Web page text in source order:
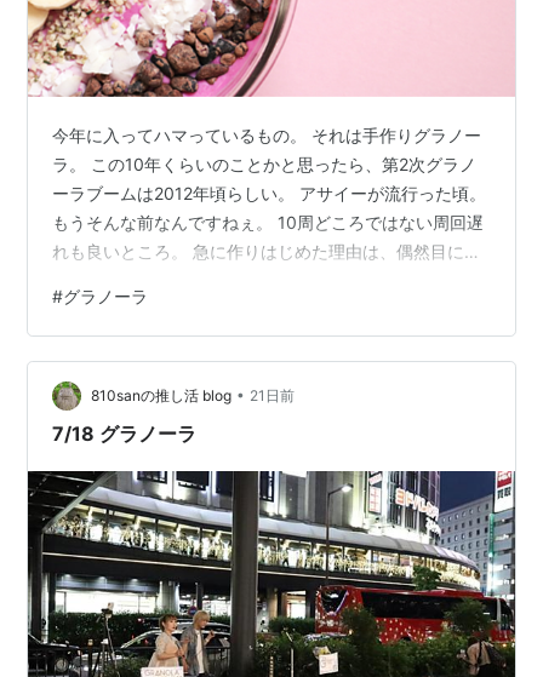
今年に入ってハマっているもの。 それは手作りグラノー
ラ。 この10年くらいのことかと思ったら、第2次グラノ
ーラブームは2012年頃らしい。 アサイーが流行った頃。
もうそんな前なんですねぇ。 10周どころではない周回遅
れも良いところ。 急に作りはじめた理由は、偶然目にし
なら、出番がバナナパウンドのみの我が家のオーブンレ
ンジのオーブン機能にもう１つ出番ができるかもと作っ
てみたのが始まりでした。 洗い物はボウルとスパチュラ
のみ。 ここ大事。 材料を混ぜたらあとはオーブンにお任
せ。 出来上がりの熱々。これはこれで、つまみ食いが進
#グラノーラ
810sanの推し活 blog • 21日前
7/18 グラノーラ